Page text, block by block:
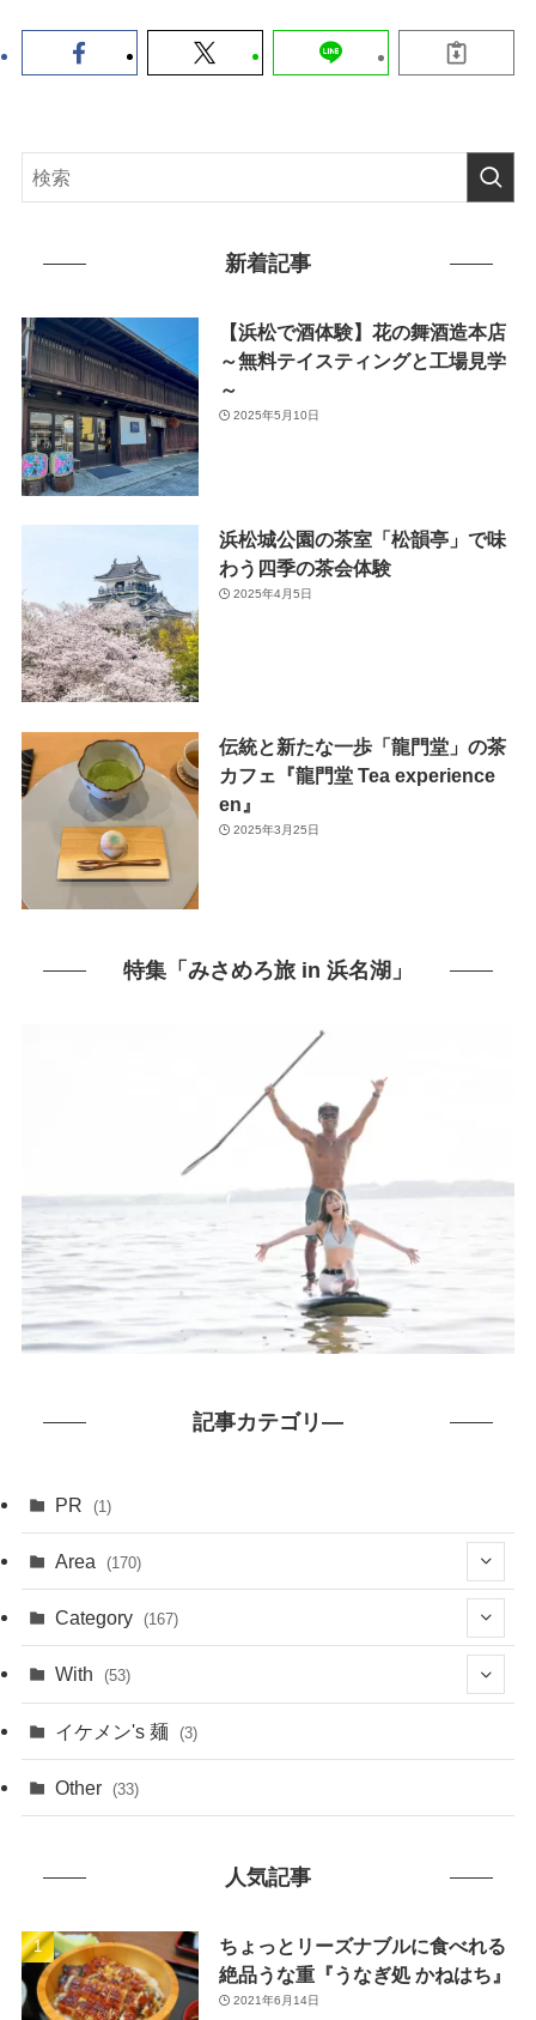
新着記事
【浜松で酒体験】花の舞酒造本店
～無料テイスティングと工場見学
～
2025年5月10日
浜松城公園の茶室「松韻亭」で味
わう四季の茶会体験
2025年4月5日
伝統と新たな一歩「龍門堂」の茶
カフェ『龍門堂 Tea experience
en』
2025年3月25日
特集「みさめろ旅 in 浜名湖」
記事カテゴリ―
PR (1)
Area (170)
(1)
(38)
(1)
Category (167)
(114)
With (53)
(15)
(43)
(49)
イケメン's 麺 (3)
Other (33)
人気記事
ちょっとリーズナブルに食べれる
絶品うな重『うなぎ処 かねはち』
2021年6月14日